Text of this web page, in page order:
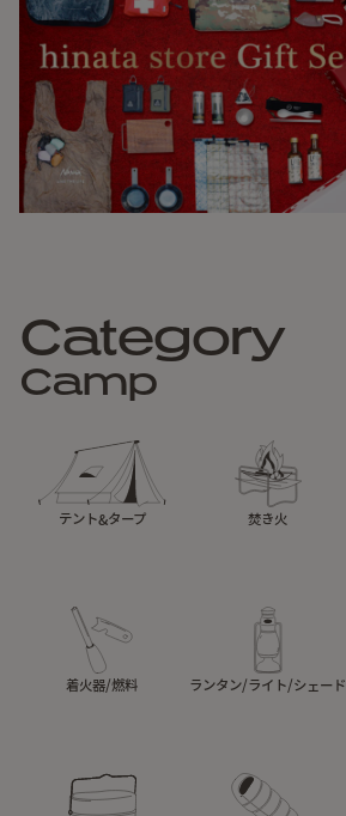
Category
Camp
テント&タープ 焚き火
着火器/燃料 ランタン/ライト/シェード